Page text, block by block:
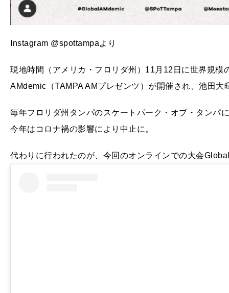
Instagram @spottampaより
現地時間（アメリカ・フロリダ州）11月12日に世界規
AMdemic（TAMPA AMプレゼンツ）が開催され、池田大
毎年フロリダ州タンパのスケートパーク・オブ・タンパ
今年はコロナ禍の影響により中止に。
代わりに行われたのが、今回のオンラインでの大会